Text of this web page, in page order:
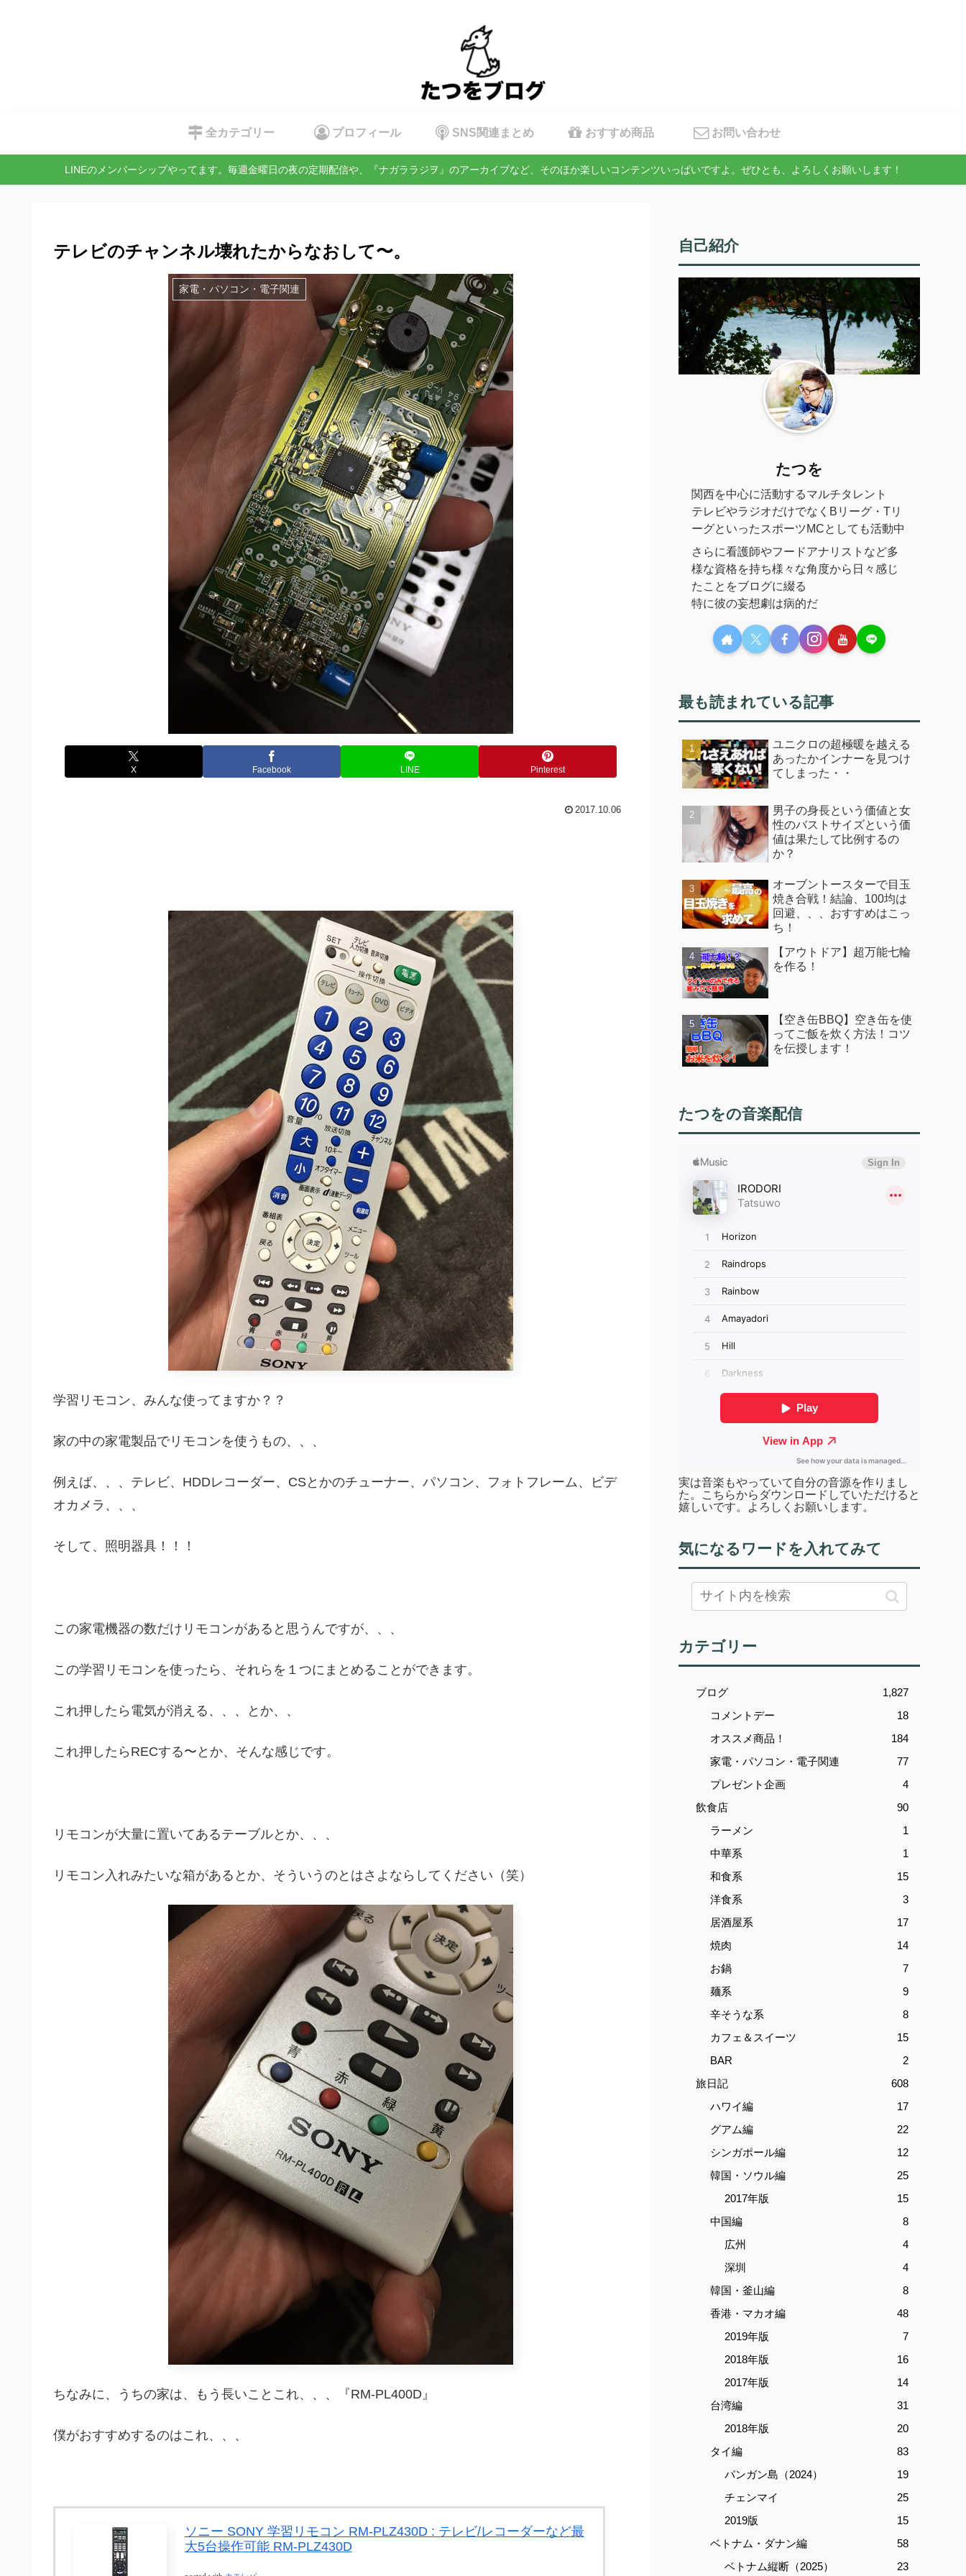
全カテゴリー プロフィール SNS関連まとめ おすすめ商品 お問い合わせ
LINEのメンバーシップやってます。毎週金曜日の夜の定期配信や、『ナガララジヲ』のアーカイブなど、そのほか楽しいコンテンツいっぱいですよ。ぜひとも、よろしくお願いします！
テレビのチャンネル壊れたからなおして〜。
家電・パソコン・電子関連
X Facebook LINE Pinterest
2017.10.06
学習リモコン、みんな使ってますか？？
家の中の家電製品でリモコンを使うもの、、、
例えば、、、テレビ、HDDレコーダー、CSとかのチューナー、パソコン、フォトフレーム、ビデ
オカメラ、、、
そして、照明器具！！！
この家電機器の数だけリモコンがあると思うんですが、、、
この学習リモコンを使ったら、それらを１つにまとめることができます。
これ押したら電気が消える、、、とか、、
これ押したらRECする〜とか、そんな感じです。
リモコンが大量に置いてあるテーブルとか、、、
リモコン入れみたいな箱があるとか、そういうのとはさよならしてください（笑）
ちなみに、うちの家は、もう長いことこれ、、、『RM-PL400D』
僕がおすすめするのはこれ、、、
ソニー SONY 学習リモコン RM-PLZ430D : テレビ/レコーダーなど最
大5台操作可能 RM-PLZ430D
自己紹介
たつを
関西を中心に活動するマルチタレント
テレビやラジオだけでなくBリーグ・Tリ
ーグといったスポーツMCとしても活動中
さらに看護師やフードアナリストなど多
様な資格を持ち様々な角度から日々感じ
たことをブログに綴る
特に彼の妄想劇は病的だ
最も読まれている記事
ユニクロの超極暖を越える
あったかインナーを見つけ
てしまった・・
男子の身長という価値と女
性のバストサイズという価
値は果たして比例するの
か？
オーブントースターで目玉
焼き合戦！結論、100均は
回避、、、おすすめはこっ
ち！
【アウトドア】超万能七輪
を作る！
【空き缶BBQ】空き缶を使
ってご飯を炊く方法！コツ
を伝授します！
たつをの音楽配信
実は音楽もやっていて自分の音源を作りまし
た。こちらからダウンロードしていただけると
嬉しいです。よろしくお願いします。
気になるワードを入れてみて
カテゴリー
ブログ
1,827
コメントデー
18
オススメ商品！
184
家電・パソコン・電子関連
77
プレゼント企画
4
飲食店
90
ラーメン
1
中華系
1
和食系
15
洋食系
3
居酒屋系
17
焼肉
14
お鍋
7
麺系
9
辛そうな系
8
カフェ＆スイーツ
15
BAR
2
旅日記
608
ハワイ編
17
グアム編
22
シンガポール編
12
韓国・ソウル編
25
2017年版
15
中国編
8
広州
4
深圳
4
韓国・釜山編
8
香港・マカオ編
48
2019年版
7
2018年版
16
2017年版
14
台湾編
31
2018年版
20
タイ編
83
パンガン島（2024）
19
チェンマイ
25
2019版
15
ベトナム・ダナン編
58
ベトナム縦断（2025）
23